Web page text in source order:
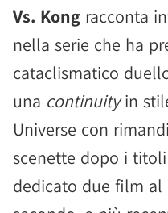
Vs. Kong racconta
nella serie che ha
cataclismatico
una continuityin
Universe con
scenette dopo i
dedicato due film